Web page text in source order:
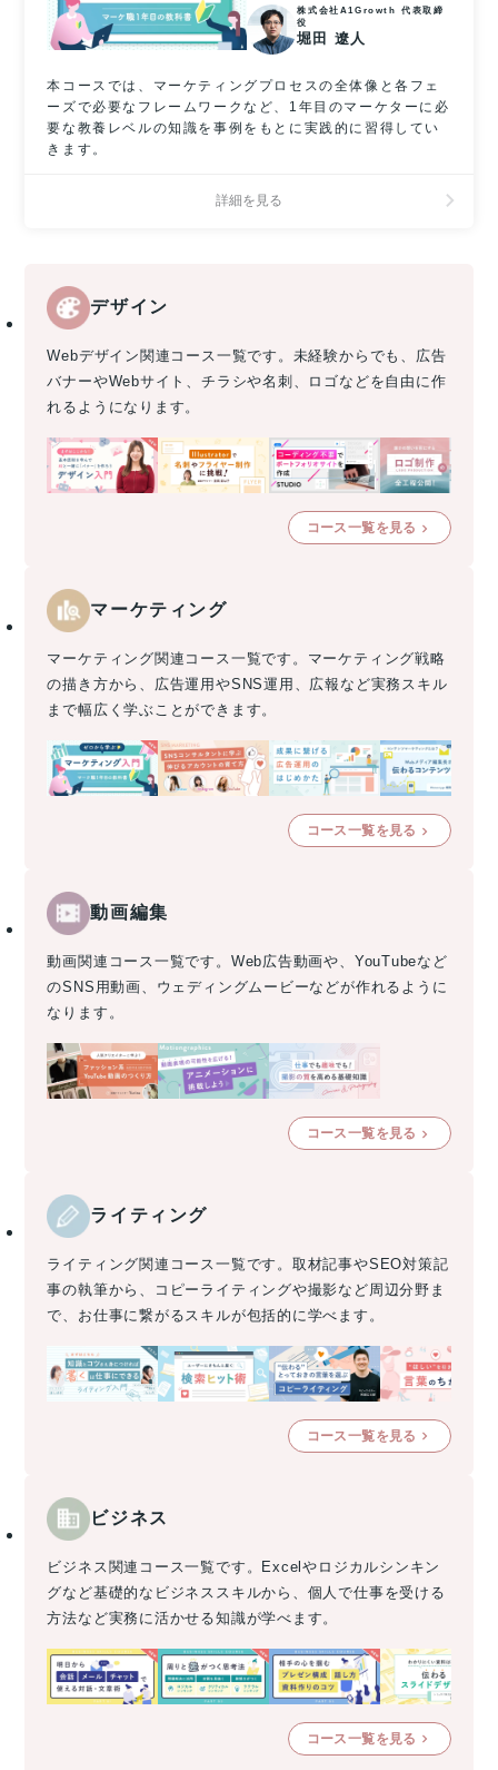
株式会社A1Growth 代表取締
役
堀田 遼人
本コースでは、マーケティングプロセスの全体像と各フェ
ーズで必要なフレームワークなど、1年目のマーケターに必
要な教養レベルの知識を事例をもとに実践的に習得してい
きます。
詳細を見る
デザイン
Webデザイン関連コース一覧です。未経験からでも、広告
バナーやWebサイト、チラシや名刺、ロゴなどを自由に作
れるようになります。
コース一覧を見る
マーケティング
マーケティング関連コース一覧です。マーケティング戦略
の描き方から、広告運用やSNS運用、広報など実務スキル
まで幅広く学ぶことができます。
コース一覧を見る
動画編集
動画関連コース一覧です。Web広告動画や、YouTubeなど
のSNS用動画、ウェディングムービーなどが作れるように
なります。
コース一覧を見る
ライティング
ライティング関連コース一覧です。取材記事やSEO対策記
事の執筆から、コピーライティングや撮影など周辺分野ま
で、お仕事に繋がるスキルが包括的に学べます。
コース一覧を見る
ビジネス
ビジネス関連コース一覧です。Excelやロジカルシンキン
グなど基礎的なビジネススキルから、個人で仕事を受ける
方法など実務に活かせる知識が学べます。
コース一覧を見る